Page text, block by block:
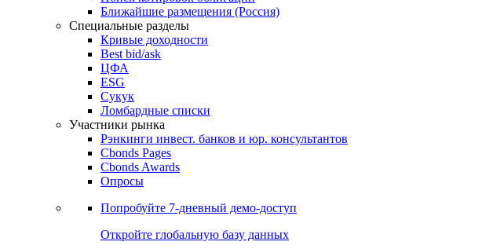
Поиски
Поиск облигаций & Карты рынка
Поиск облигаций (ИИ)
Поиск котировок облигаций
Ближайшие размещения (Россия)
Специальные разделы
Кривые доходности
Best bid/ask
ЦФА
ESG
Сукук
Ломбардные списки
Участники рынка
Рэнкинги инвест. банков и юр. консультантов
Cbonds Pages
Cbonds Awards
Опросы